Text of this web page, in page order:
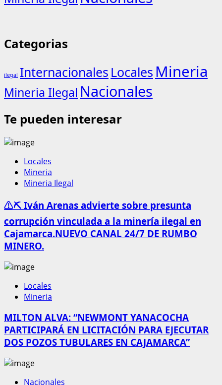
Categorias
ilegal Internacionales Locales Mineria
Mineria Ilegal Nacionales
Te pueden interesar
Locales
Mineria
Mineria Ilegal
⚠️⛏️ Iván Arenas advierte sobre presunta
corrupción vinculada a la minería ilegal en
Cajamarca.NUEVO CANAL 24/7 DE RUMBO
MINERO.
Locales
Mineria
MILTON ALVA: “NEWMONT YANACOCHA
PARTICIPARÁ EN LICITACIÓN PARA EJECUTAR
DOS POZOS TUBULARES EN CAJAMARCA”
Nacionales